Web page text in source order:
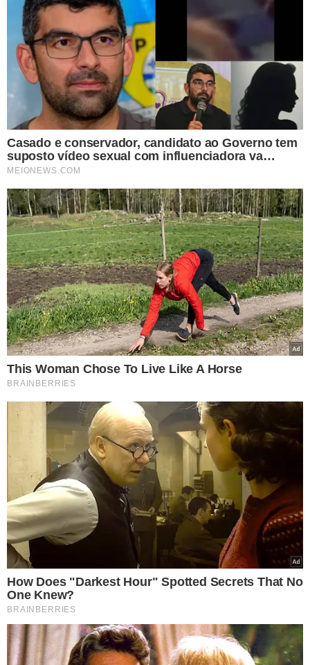
COPA DO MUNDO DE CLUBES
Com estreia, Flamengo
enfrenta o Espérance na
Copa; saiba horário e
escalações
De la Cruz desfalca o
Flamengo na estreia do
Mundial de Clubes nesta
segunda-feira
COM NOTAS FALSAS DE R$ 3
Torcedores do Flamengo
protestam contra Gerson em
embarque: “Traidor”
TÓPICOS
FLAMENGO MUNDIAL DE CLUBES
PREMIAÇÃO
CHELSEA
FIFA
VER COMENTÁRIOS
VEJA TAMBÉM
CRAQUE ARGENTINO